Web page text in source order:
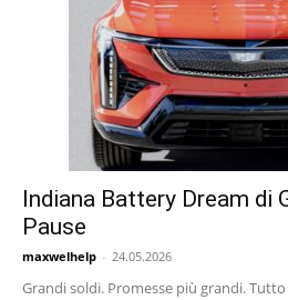
Indiana Battery Dream di
Pause
maxwelhelp - 24.05.2026
Grandi soldi. Promesse più grandi.